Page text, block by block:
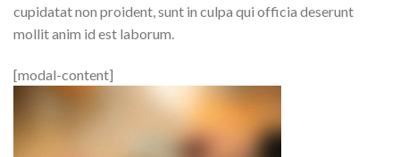
cupidatat non proident, sunt in culpa qui officia deserunt
mollit anim id est laborum.
[modal-content]